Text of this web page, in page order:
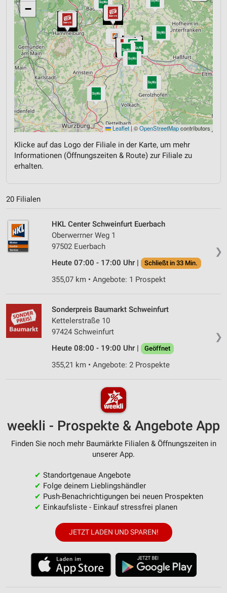
−
Leaflet|©OpenStreetMapcontributors
Klicke auf das Logo der Filiale in der Karte, um mehr
Informationen (Öffnungszeiten & Route) zur Filiale zu
erhalten.
20 Filialen
❯
HKL Center Schweinfurt Euerbach
Oberwerrner Weg 1
97502 Euerbach
Heute 07:00 - 17:00 Uhr |
Schließt in 33 Min.
355,07 km • Angebote: 1 Prospekt
❯
Sonderpreis Baumarkt Schweinfurt
Kettelerstraße 10
97424 Schweinfurt
Heute 08:00 - 19:00 Uhr |
Geöffnet
355,21 km • Angebote: 2 Prospekte
weekli - Prospekte & Angebote App
Finden Sie noch mehr Baumärkte Filialen & Öffnungszeiten in
unserer App.
✔ Standortgenaue Angebote
✔ Folge deinem Lieblingshändler
✔ Push-Benachrichtigungen bei neuen Prospekten
✔ Einkaufsliste - Einkauf stressfrei planen
JETZT LADEN UND SPAREN!